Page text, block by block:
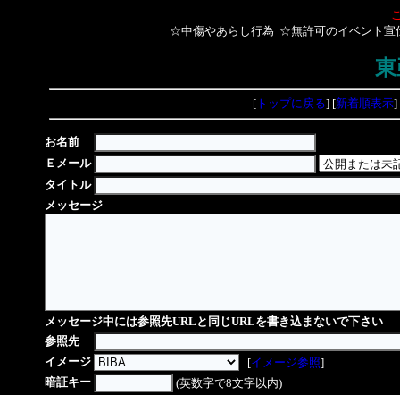
☆中傷やあらし行為 ☆無許可のイベント宣
[ トップに戻る] [新着順表示]
お名前
Ｅメール
タイトル
メッセージ
メッセージ中には参照先URLと同じURLを書き込まないで下さい
参照先
イメージ
[イメージ参照]
暗証キー
(英数字で8文字以内)